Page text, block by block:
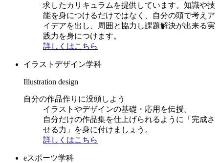
求したカリキュラムを提供しています。知識や技
能を身につけるだけではなく、自分の頭で考えア
イデアを出し、周囲と協力し課題解決が出来る実
践力を身につけます。
詳しくはこちら
イラストデザイン学科
Illustration design
自分の作品作りに没頭しよう
イラストやデザインの基礎・応用を伝授。
自分だけの作品集を仕上げられるように「完成さ
せる力」を身に付けましょう。
詳しくはこちら
eスポーツ学科